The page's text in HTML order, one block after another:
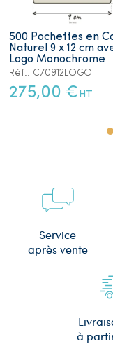
500 Pochettes en
Naturel 9 x 12 cm
Logo Monochrome
Réf.: C70912LOGO
275,00 € HT
Service
après vente
à